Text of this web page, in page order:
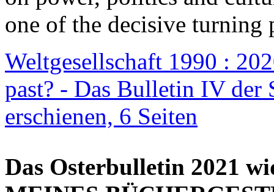
one of the decisive turning
Weltgesellschaft 1990 :
past? - Das Bulletin IV der
erschienen, 6 Seiten
Das Osterbulletin 2021